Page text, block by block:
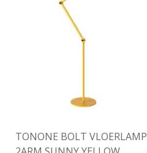
TONONE BOLT VLOERLAMP